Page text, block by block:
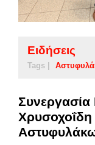
Ειδήσεις
Tags |